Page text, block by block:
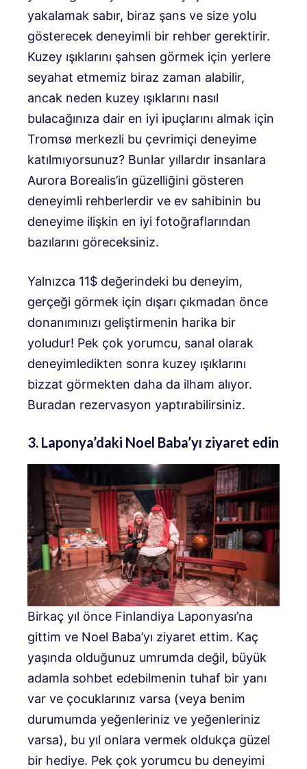
yakalamak sabır, biraz şans ve size yolu
gösterecek deneyimli bir rehber gerektirir.
Kuzey ışıklarını şahsen görmek için yerlere
seyahat etmemiz biraz zaman alabilir,
ancak neden kuzey ışıklarını nasıl
bulacağınıza dair en iyi ipuçlarını almak için
Tromsø merkezli bu çevrimiçi deneyime
katılmıyorsunuz? Bunlar yıllardır insanlara
Aurora Borealis’in güzelliğini gösteren
deneyimli rehberlerdir ve ev sahibinin bu
deneyime ilişkin en iyi fotoğraflarından
bazılarını göreceksiniz.
Yalnızca 11$ değerindeki bu deneyim,
gerçeği görmek için dışarı çıkmadan önce
donanımınızı geliştirmenin harika bir
yoludur! Pek çok yorumcu, sanal olarak
deneyimledikten sonra kuzey ışıklarını
bizzat görmekten daha da ilham alıyor.
Buradan rezervasyon yaptırabilirsiniz.
3. Laponya’daki Noel Baba’yı ziyaret edin
Birkaç yıl önce Finlandiya Laponyası’na
gittim ve Noel Baba’yı ziyaret ettim. Kaç
yaşında olduğunuz umrumda değil, büyük
adamla sohbet edebilmenin tuhaf bir yanı
var ve çocuklarınız varsa (veya benim
durumumda yeğenleriniz ve yeğenleriniz
varsa), bu yıl onlara vermek oldukça güzel
bir hediye. Pek çok yorumcu bu deneyimi